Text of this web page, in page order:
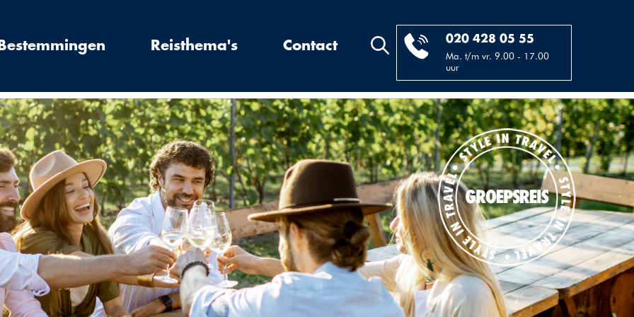
020 428 05 55
Ma. t/m vr. 9.00 - 17.00
uur
Reisthema's Contact